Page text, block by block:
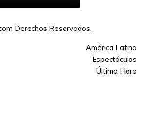
Derechos Reservados.
América Latina
Espectáculos
Última Hora